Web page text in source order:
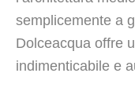
semplicemente a
Dolceacqua offre
indimenticabile e